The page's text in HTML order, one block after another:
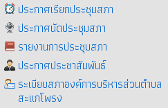
ประกาศเรียกประชุมสภา
ประกาศนัดประชุมสภา
รายงานการประชุมสภา
ประกาศประชาสัมพันธ์
ระเบียบสภาองค์การบริหารส่วนตำบล
สะแกโพรง